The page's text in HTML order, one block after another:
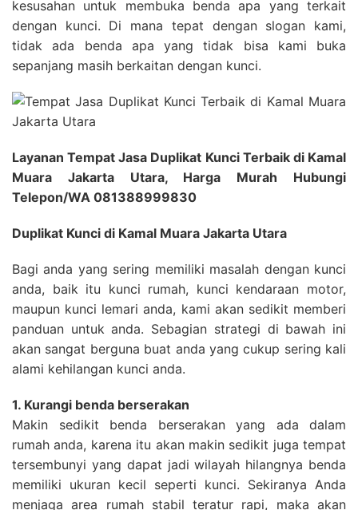
kesusahan untuk membuka benda apa yang terkait
dengan kunci. Di mana tepat dengan slogan kami,
tidak ada benda apa yang tidak bisa kami buka
sepanjang masih berkaitan dengan kunci.
Layanan Tempat Jasa Duplikat Kunci Terbaik di Kamal
Muara Jakarta Utara, Harga Murah Hubungi
Telepon/WA 081388999830
Duplikat Kunci di Kamal Muara Jakarta Utara
Bagi anda yang sering memiliki masalah dengan kunci
anda, baik itu kunci rumah, kunci kendaraan motor,
maupun kunci lemari anda, kami akan sedikit memberi
panduan untuk anda. Sebagian strategi di bawah ini
akan sangat berguna buat anda yang cukup sering kali
alami kehilangan kunci anda.
1. Kurangi benda berserakan
Makin sedikit benda berserakan yang ada dalam
rumah anda, karena itu akan makin sedikit juga tempat
tersembunyi yang dapat jadi wilayah hilangnya benda
memiliki ukuran kecil seperti kunci. Sekiranya Anda
menjaga area rumah stabil teratur rapi, maka akan